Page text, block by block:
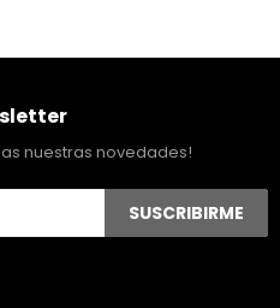
nuestras novedades!
SUSCRIBIRME